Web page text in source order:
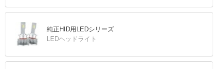
純正HID用LEDシリーズ
LEDヘッドライト